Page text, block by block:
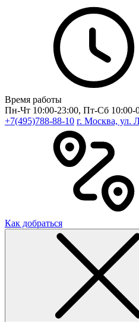
Время работы
Пн-Чт 10:00-23:00, Пт-Сб 10:00-
+7(495)788-88-10 г. Москва, ул.
Как добраться